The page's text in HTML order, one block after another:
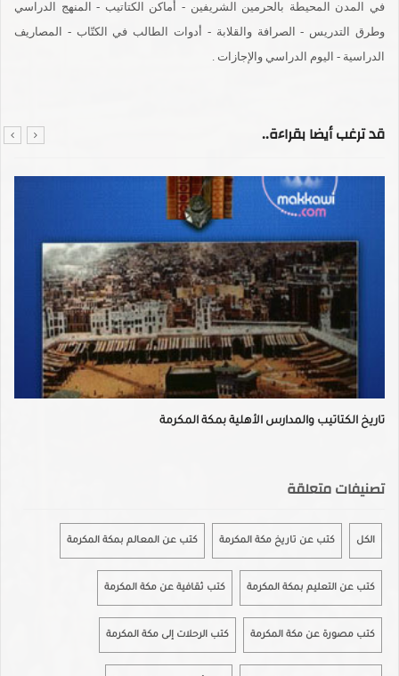
في المدن المحيطة بالحرمين الشريفين - أماكن الكتاتيب - المنهج الدراسي
وطرق التدريس - الصرافة والقلابة - أدوات الطالب في الكتّاب - المصاريف
الدراسية - اليوم الدراسي والإجازات .
قد ترغب أيضا بقراءة..
تاريخ الكتاتيب والمدارس الأهلية بمكة المكرمة
تصنيفات متعلقة
الكل كتب عن تاريخ مكة المكرمة كتب عن المعالم بمكة المكرمة
كتب عن التعليم بمكة المكرمة كتب ثقافية عن مكة المكرمة
كتب مصورة عن مكة المكرمة كتب الرحلات إلى مكة المكرمة